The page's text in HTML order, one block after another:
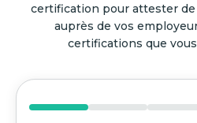
certification pour attester de
auprès de vos
certifications que